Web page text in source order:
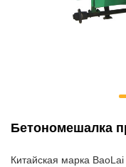
Бетономешалка
Китайская марка